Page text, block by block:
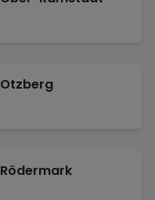
Otzberg
Rödermark